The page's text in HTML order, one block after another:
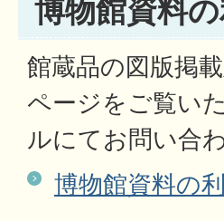
博物館資料
館蔵品の図版掲
ページをご覧い
ルにてお問い合
博物館資料の